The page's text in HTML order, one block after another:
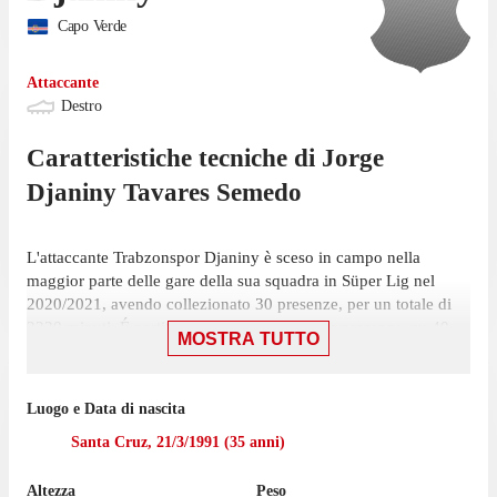
Capo Verde
Attaccante
Destro
Caratteristiche tecniche di Jorge
Djaniny Tavares Semedo
L'attaccante Trabzonspor Djaniny è sceso in campo nella
maggior parte delle gare della sua squadra in Süper Lig nel
2020/2021, avendo collezionato 30 presenze, per un totale di
2220 minuti. É partito titolare in 25 di queste presenze, su 40
giornate, ed è entrato a gara in corso 5 volte.
gara in cui ha giocato 82 minuti con la maglia Trabzonspor
contro Antalyaspor, nella vittoria per 2-1. In totale l'attaccante
sua squadra; ha inoltre offerto 1 assist. Ha ricevuto 4 cartellini
MOSTRA TUTTO
Luogo e Data di nascita
Santa Cruz, 21/3/1991 (35 anni)
Altezza
Peso